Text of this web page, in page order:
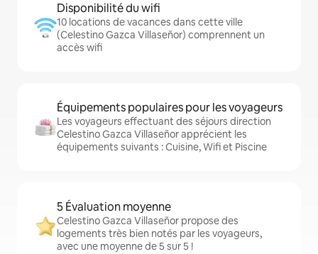
Disponibilité du wifi
10 locations de vacances dans cette ville
(Celestino Gazca Villaseñor) comprennent un
accès wifi
Équipements populaires pour les voyageurs
Les voyageurs effectuant des séjours direction
Celestino Gazca Villaseñor apprécient les
équipements suivants : Cuisine, Wifi et Piscine
5 Évaluation moyenne
Celestino Gazca Villaseñor propose des
logements très bien notés par les voyageurs,
avec une moyenne de 5 sur 5 !